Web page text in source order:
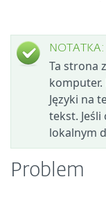
NOTATKA:
Ta strona
komputer.
Języki na
tekst.
lokalnym
Problem